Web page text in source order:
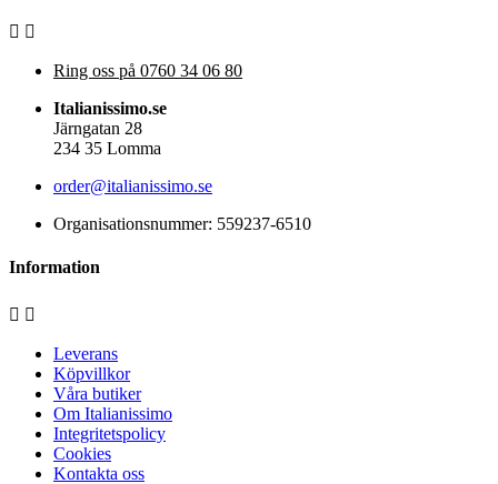
 
Ring oss på 0760 34 06 80
Italianissimo.se
Järngatan 28
234 35 Lomma
order@italianissimo.se
Organisationsnummer: 559237-6510
Information
 
Leverans
Köpvillkor
Våra butiker
Om Italianissimo
Integritetspolicy
Cookies
Kontakta oss